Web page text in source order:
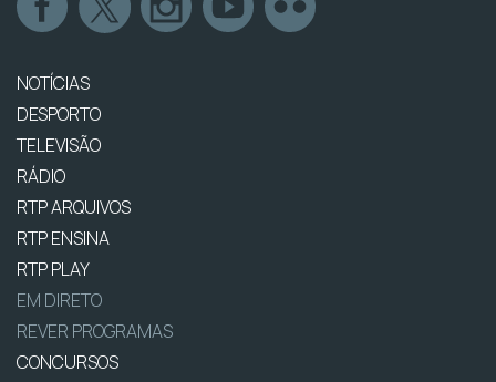
NOTÍCIAS
DESPORTO
TELEVISÃO
RÁDIO
RTP ARQUIVOS
RTP ENSINA
RTP PLAY
EM DIRETO
REVER PROGRAMAS
CONCURSOS